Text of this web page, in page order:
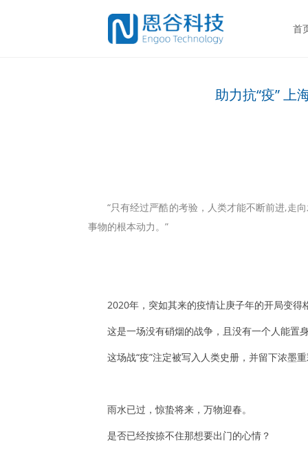
首
助力抗“疫” 上
“只有经过严酷的考验，人类才能不断前进,走
事物的根本动力。”
2020年，突如其来的疫情让庚子年的开局变得
这是一场没有硝烟的战争，且没有一个人能置
这场战“疫”注定被写入人类史册，并留下浓墨
雨水已过，惊蛰将来，万物迎春。
是否已经按捺不住那想要出门的心情？